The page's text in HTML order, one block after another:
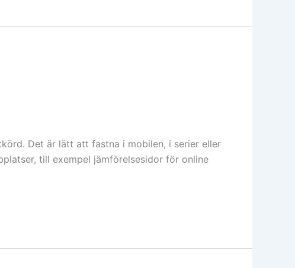
Det är lätt att fastna i mobilen, i serier eller
till exempel jämförelsesidor för online